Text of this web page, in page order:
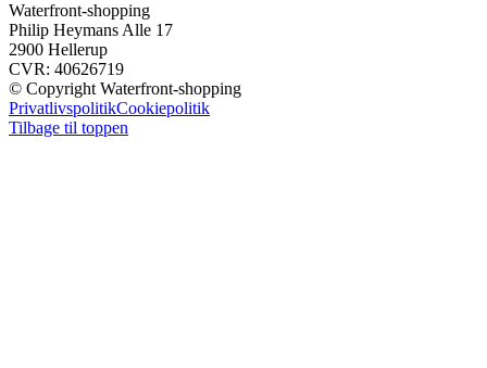
Waterfront-shopping
Philip Heymans Alle 17
2900 Hellerup
CVR: 40626719
© Copyright Waterfront-shopping
PrivatlivspolitikCookiepolitik
Tilbage til toppen